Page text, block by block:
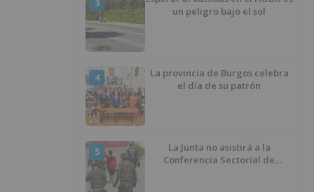
3
un peligro bajo el sol
4
La provincia de Burgos celebra
el día de su patrón
5
La Junta no asistirá a la
Conferencia Sectorial de